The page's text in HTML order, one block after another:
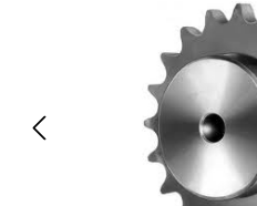
Bildergalerie überspringen